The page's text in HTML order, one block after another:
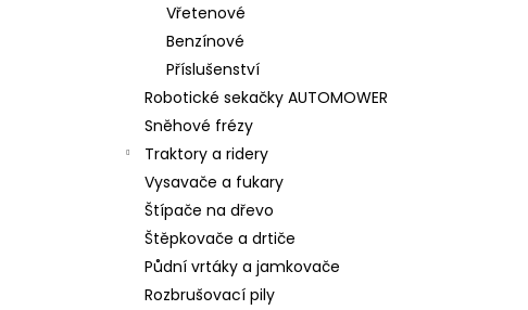
Vřetenové
Benzínové
Příslušenství
Robotické sekačky AUTOMOWER
Sněhové frézy
Traktory a ridery
Vysavače a fukary
Štípače na dřevo
Štěpkovače a drtiče
Půdní vrtáky a jamkovače
Rozbrušovací pily